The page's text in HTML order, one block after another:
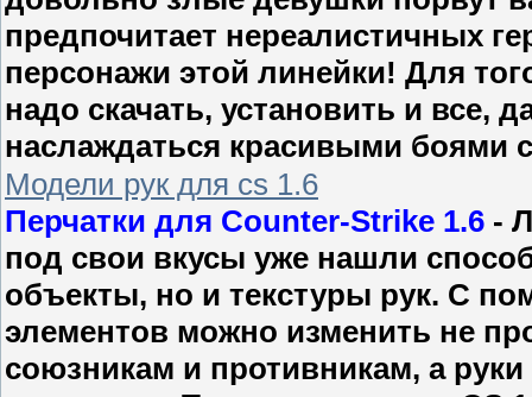
предпочитает нереалистичных
персонажи этой линейки! Для
надо скачать, установить и все,
наслаждаться красивыми боями
Модели рук для cs 1.6
Перчатки для Counter-Strike 1.6 -
под свои вкусы уже нашли
объекты, но и текстуры рук. С
элементов можно изменить не
союзникам и противникам, а